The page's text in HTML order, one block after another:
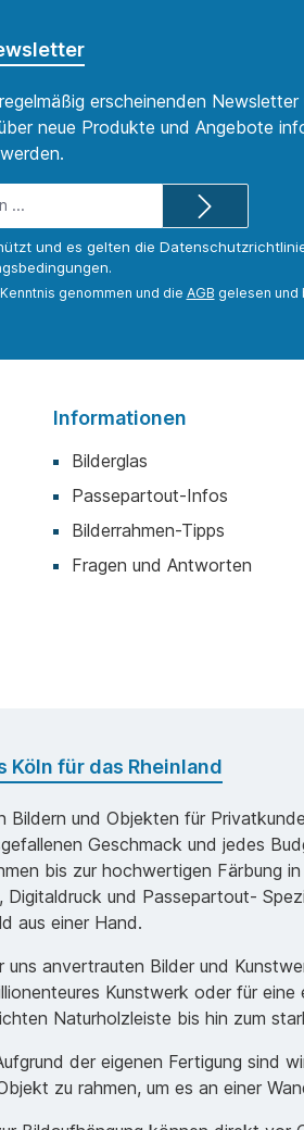
erscheinenden Newsletter
neue Produkte und Angebote
werden.
und es gelten die
.
genommen und die AGB gelesen und
Informationen
Bilderglas
Passepartout-Infos
Bilderrahmen-Tipps
Fragen und Antworten
Köln für das Rheinland
und Objekten für
Geschmack und jedes
bis zur hochwertigen Färbung
und Passepartout-
aus einer Hand.
anvertrauten Bilder und
Kunstwerk oder für
Naturholzleiste bis hin zum
der eigenen Fertigung sind
zu rahmen, um es an einer